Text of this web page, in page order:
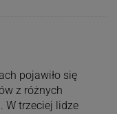
pojawiło się
z różnych
W trzeciej lidze